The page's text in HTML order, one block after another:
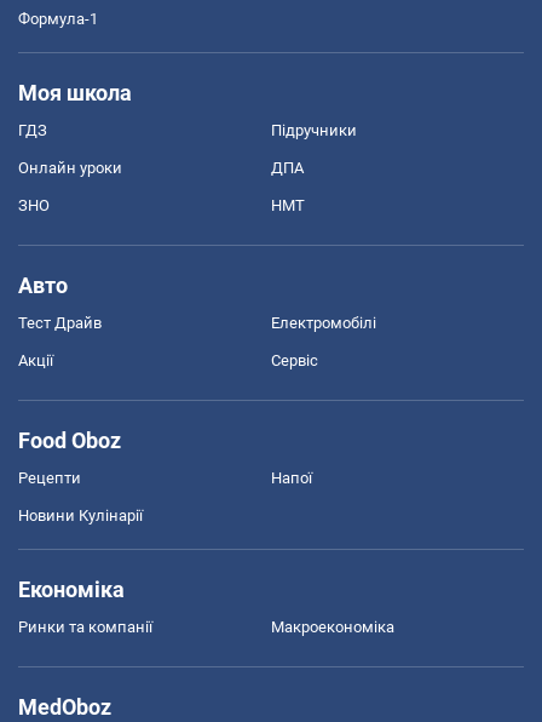
Формула-1
Моя школа
ГДЗ Підручники
Онлайн уроки ДПА
ЗНО НМТ
Авто
Тест Драйв Електромобілі
Акції Сервіс
Food Oboz
Рецепти Напої
Новини Кулінарії
Економіка
Ринки та компанії Макроекономіка
MedOboz